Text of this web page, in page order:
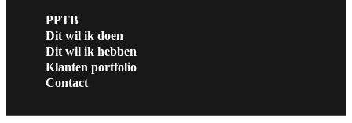
PPTB
Dit wil ik doen
Dit wil ik hebben
Klanten portfolio
Contact